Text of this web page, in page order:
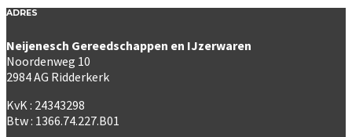
ADRES
Neijenesch Gereedschappen en IJzerwaren
Noordenweg 10
2984 AG Ridderkerk
KvK : 24343298
Btw : 1366.74.227.B01